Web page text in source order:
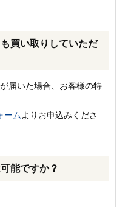
買い取りしていただ
届いた場合、お客様の特
ームよりお申込みくださ
能ですか？